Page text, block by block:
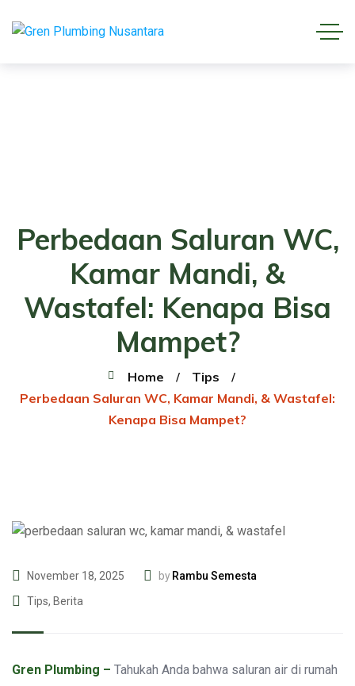
Perbedaan Saluran WC,
Kamar Mandi, &
Wastafel: Kenapa Bisa
Mampet?
Home
Tips
Perbedaan Saluran WC, Kamar Mandi, & Wastafel:
Kenapa Bisa Mampet?
November 18, 2025 by Rambu Semesta
Tips, Berita
Gren Plumbing – Tahukah Anda bahwa saluran air di rumah